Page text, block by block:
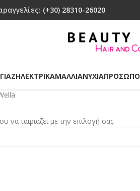
(+30) 28310-26020
ΗΛΕΚΤΡΙΚΑΜΑΛΛΙΑΝΥΧΙΑΠΡΟΣΩΠΟ
να ταιριάζει με την επιλογή σας.